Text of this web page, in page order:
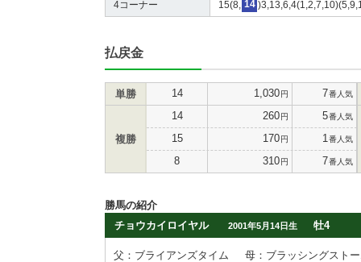
4コーナー 15(8, 14
払戻金
単勝 14 1,030円 7番人気
複勝
14 260円 5番人気
15 170円 1 番人気
8 310円 7番人気
勝馬の紹介
チョウカイロイヤル
2001年5月14日生 牡4
父：ブライアンズタイム
母：ブラッシングスト